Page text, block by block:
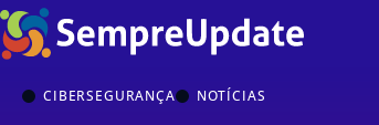
CIBERSEGURANÇA NOTÍCIAS